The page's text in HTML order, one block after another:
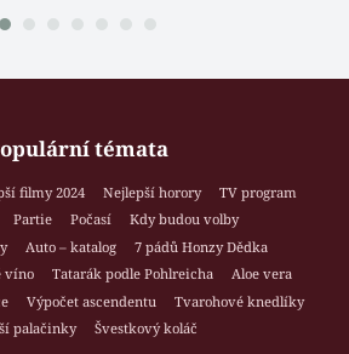
témata
filmy 2024 Nejlepší horory
TV program
Partie Počasí
Kdy budou volby
Auto – katalog
7 pádů Honzy Dědka
víno Tatarák podle Pohlreicha
Aloe vera
Výpočet ascendentu
Tvarohové knedlíky
palačinky
Švestkový koláč